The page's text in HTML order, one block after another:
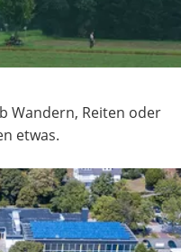
Wandern, Reiten oder
etwas.